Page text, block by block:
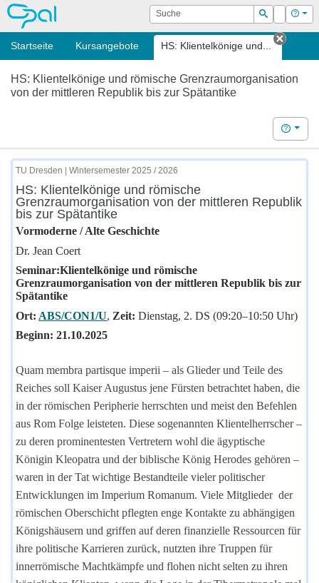
OPAL Suche
Suchen
Login Hilfe
Startseite Kursangebote HS: Klientelkönige und...
Tab
HS: Klientelkönige und römische Grenzraumorganisation
von der mittleren Republik bis zur Spätantike
Hilfe
TU Dresden | Wintersemester 2025 / 2026
HS: Klientelkönige und römische
Grenzraumorganisation von der mittleren Republik
bis zur Spätantike
Vormoderne / Alte Geschichte
Dr. Jean Coert
Seminar:Klientelkönige und römische
Grenzraumorganisation von der mittleren Republik bis zur
Spätantike
Ort: ABS/CON1/U, Zeit: Dienstag, 2. DS (09:20–10:50 Uhr)
Beginn: 21.10.2025
Quam membra partisque imperii– als Glieder und Teile des
Reiches soll Kaiser Augustus jene Fürsten betrachtet haben, die
in der römischen Peripherie herrschten und meist den Befehlen
aus Rom Folge leisteten. Diese sogenannten Klientelherrscher–
zu deren prominentesten Vertretern wohl die ägyptische
Königin Kleopatra und der biblische König Herodes gehören–
waren in der Tat wichtige Bestandteile vieler politischer
Entwicklungen im Imperium Romanum. Viele Mitglieder der
römischen Oberschicht pflegten enge Kontakte zu abhängigen
Königshäusern und griffen auf deren finanzielle Ressourcen für
ihre politische Karrieren zurück, nutzten ihre Truppen für
innerrömische Machtkämpfe und flohen nicht selten zu ihren